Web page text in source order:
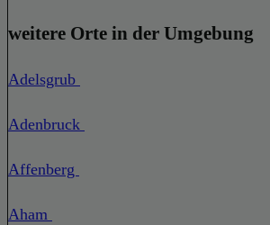
weitere Orte in der Umgebung
Adelsgrub
Adenbruck
Affenberg
Aham